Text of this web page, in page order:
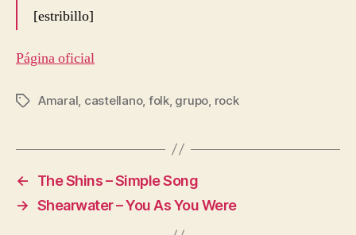
[estribillo]
Página oficial
Etiquetas
Amaral, castellano, folk, grupo, rock
←
The Shins – Simple Song
→ Shearwater – You As You Were